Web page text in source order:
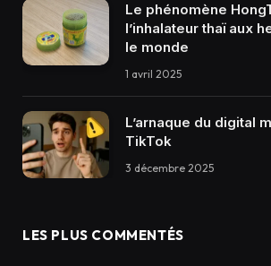
Le phénomène
l’inhalateur thaï aux
le monde
1 avril 2025
L’arnaque du digital
TikTok
3 décembre 2025
LES PLUS COMMENTÉS